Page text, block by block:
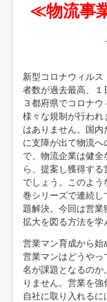
≪物流事
新型コロナウィル
者数が過去最高、１
３都府県でコロナ
様々な規制が行われ
はありません。国
に支障が出て物流
で、物流企業は健
ら、提案し獲得す
でしょう。このよ
巻シリーズで連続
題解決。今回は営
拡大を図る方法を学
営業マン育成から始
営業マンはどうやっ
名が課題となるのか
りません。営業を強
自社に取り入れるに